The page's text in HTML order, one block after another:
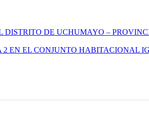
DISTRITO DE UCHUMAYO –
EN EL CONJUNTO HABITACIONAL